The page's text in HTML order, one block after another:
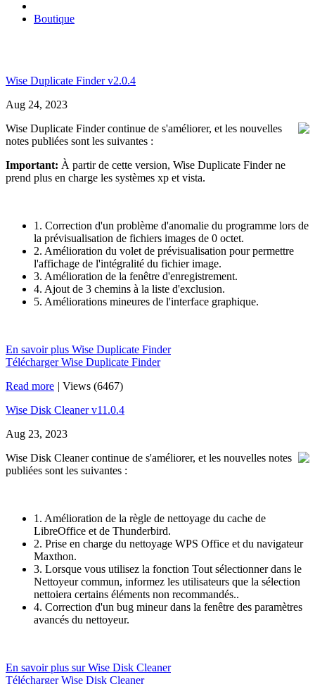
Boutique
Wise Duplicate Finder v2.0.4
Aug 24, 2023
Wise Duplicate Finder continue de s'améliorer, et les nouvelles
notes publiées sont les suivantes :
Important: À partir de cette version, Wise Duplicate Finder ne
prend plus en charge les systèmes xp et vista.
1. Correction d'un problème d'anomalie du programme lors de
la prévisualisation de fichiers images de 0 octet.
2. Amélioration du volet de prévisualisation pour permettre
l'affichage de l'intégralité du fichier image.
3. Amélioration de la fenêtre d'enregistrement.
4. Ajout de 3 chemins à la liste d'exclusion.
5. Améliorations mineures de l'interface graphique.
En savoir plus Wise Duplicate Finder
Télécharger Wise Duplicate Finder
Read more | Views (6467)
Wise Disk Cleaner v11.0.4
Aug 23, 2023
Wise Disk Cleaner continue de s'améliorer, et les nouvelles notes
publiées sont les suivantes :
1. Amélioration de la règle de nettoyage du cache de
LibreOffice et de Thunderbird.
2. Prise en charge du nettoyage WPS Office et du navigateur
Maxthon.
3. Lorsque vous utilisez la fonction Tout sélectionner dans le
Nettoyeur commun, informez les utilisateurs que la sélection
nettoiera certains éléments non recommandés..
4. Correction d'un bug mineur dans la fenêtre des paramètres
avancés du nettoyeur.
En savoir plus sur Wise Disk Cleaner
Télécharger Wise Disk Cleaner